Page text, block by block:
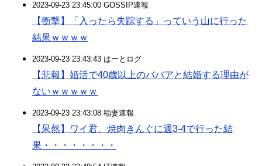
2023-09-23 23:45:00 GOSSIP速報
【衝撃】「入ったら失踪する」っていう山に行った
結果ｗｗｗｗ
2023-09-23 23:43:43 はーとログ
【悲報】婚活で40歳以上のババアと結婚する理由が
ないｗｗｗｗｗ
2023-09-23 23:43:08 稲妻速報
【呆然】ワイ君、焼肉きんぐに週3-4で行った結
果・・・・・・・・